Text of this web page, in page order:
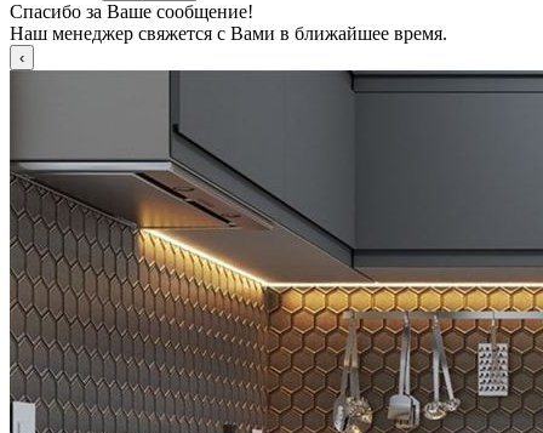
Спасибо за Ваше сообщение!
Наш менеджер свяжется с Вами в ближайшее время.